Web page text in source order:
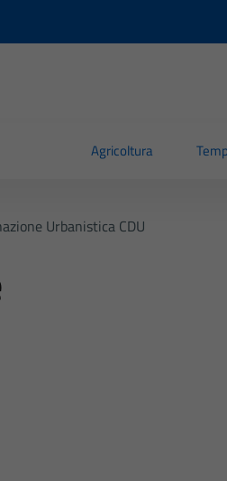
Agricoltura
Urbanistica CDU